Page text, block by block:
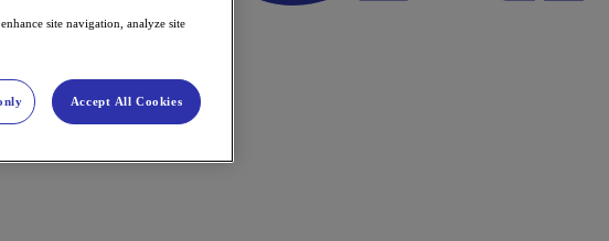
site navigation, analyze site
Accept All Cookies